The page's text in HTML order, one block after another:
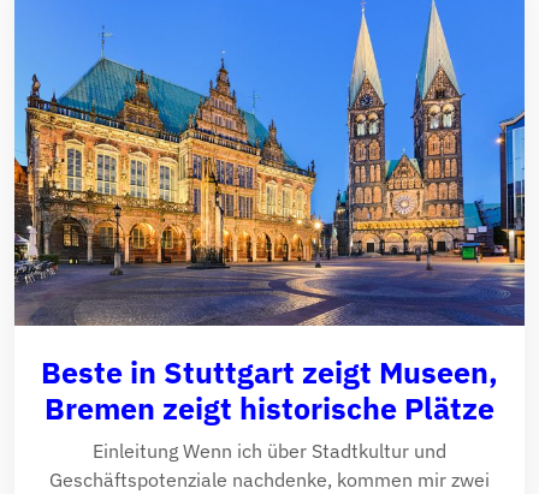
Beste in Stuttgart zeigt Museen,
Bremen zeigt historische Plätze
Einleitung Wenn ich über Stadtkultur und
Geschäftspotenziale nachdenke, kommen mir zwei